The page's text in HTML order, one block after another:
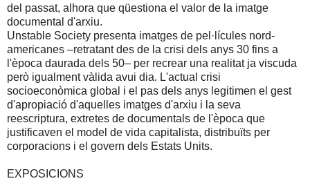
del passat, alhora que qüestiona el valor de la imatge
documental d'arxiu.
Unstable Society presenta imatges de pel·lícules nord-
americanes –retratant des de la crisi dels anys 30 fins a
l'època daurada dels 50– per recrear una realitat ja viscuda
però igualment vàlida avui dia. L'actual crisi
socioeconòmica global i el pas dels anys legitimen el gest
d'apropiació d'aquelles imatges d'arxiu i la seva
reescriptura, extretes de documentals de l'època que
justificaven el model de vida capitalista, distribuïts per
corporacions i el govern dels Estats Units.
EXPOSICIONS